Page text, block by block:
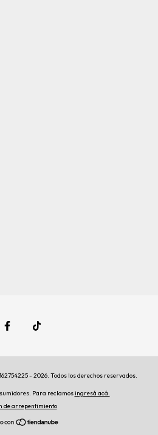
- 2026. Todos los derechos reservados.
Para reclamosingresá acá.
de arrepentimiento